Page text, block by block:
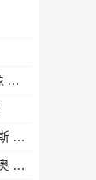
5月23日 意甲 萨勒尼塔纳vs乌迪内斯 录像 集锦
01月16日 意甲第22轮 尤文图斯vs乌迪内斯 全场录像
01月16日 意甲第22轮 萨勒尼塔纳vs拉齐奥 全场录像